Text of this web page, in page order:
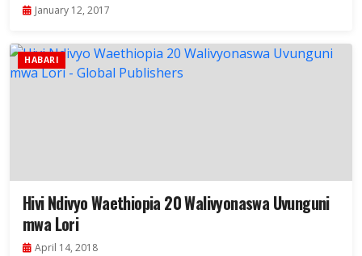
January 12, 2017
HABARI
Hivi Ndivyo Waethiopia 20 Walivyonaswa Uvunguni
mwa Lori
April 14, 2018